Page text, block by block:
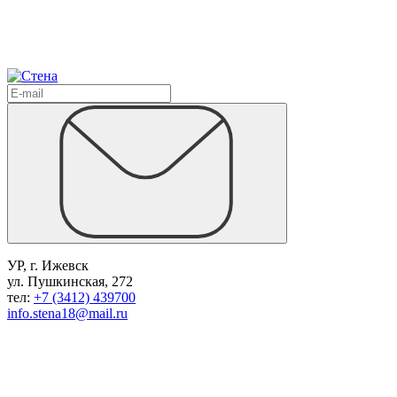
УР, г. Ижевск
ул. Пушкинская, 272
тел: +7 (3412) 439700
info.stena18@mail.ru